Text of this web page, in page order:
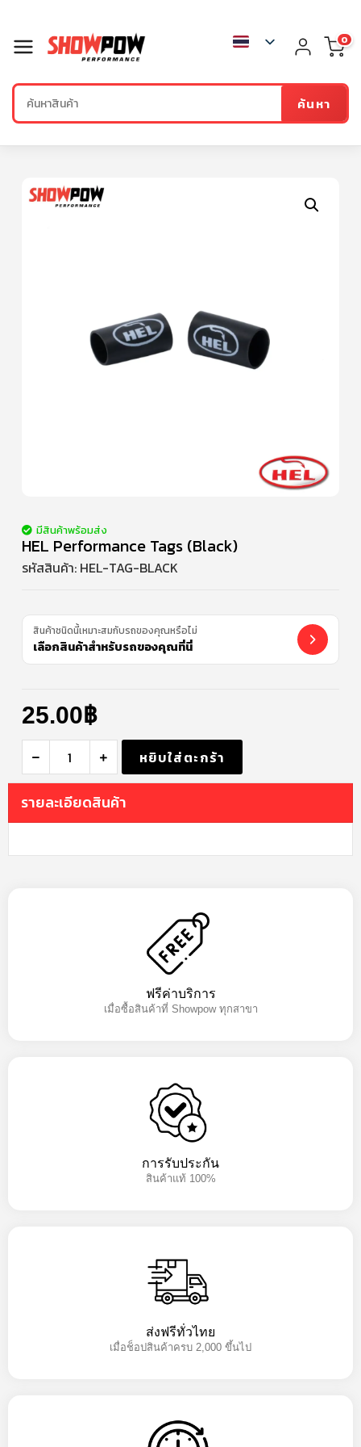
ค้นหา
0
มีสินค้าพร้อมส่ง
HEL Performance Tags (Black)
รหัสสินค้า: HEL-TAG-BLACK
สินค้าชนิดนี้เหมาะสมกับรถของคุณหรือไม่
เลือกสินค้าสำหรับรถของคุณที่นี่
25.00฿
หยิบใส่ตะกร้า
รายละเอียดสินค้า
ฟรีค่าบริการ
เมื่อซื้อสินค้าที่ Showpow ทุกสาขา
การรับประกัน
สินค้าแท้ 100%
ส่งฟรีทั่วไทย
เมื่อช็อปสินค้าครบ 2,000 ขึ้นไป